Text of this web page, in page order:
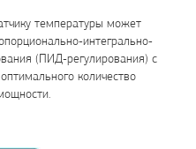
температуры может
интегрально-
(ПИД-регулирования) с
количество